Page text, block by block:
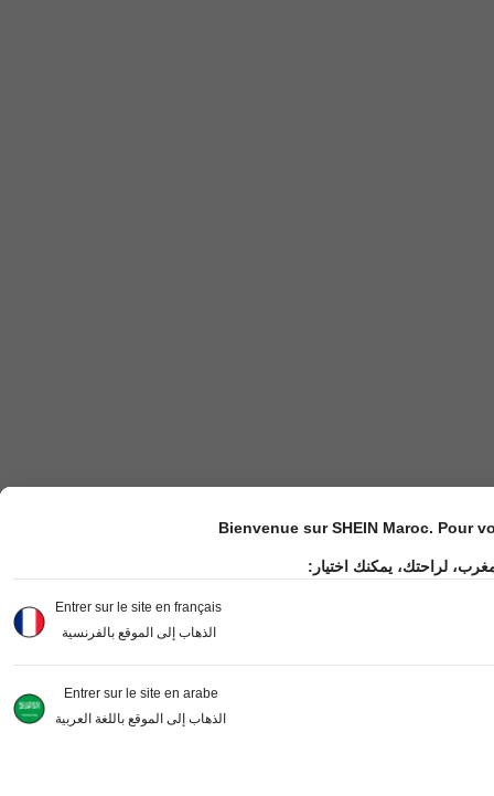
Bienvenue sur SHEIN Maroc. Pour
لراحتك، يمكنك اختيار:
Entrer sur le site en français
الذهاب إلى الموقع بالفرنسية
Entrer sur le site en arabe
الذهاب إلى الموقع باللغة العربية